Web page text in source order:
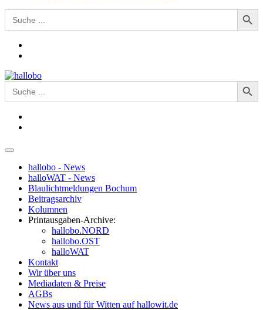
Search
for:
Search Button
Search
for:
Search Button
hallobo - News
halloWAT - News
Blaulichtmeldungen Bochum
Beitragsarchiv
Kolumnen
Printausgaben-Archive:
hallobo.NORD
hallobo.OST
halloWAT
Kontakt
Wir über uns
Mediadaten & Preise
AGBs
News aus und für Witten auf hallowit.de